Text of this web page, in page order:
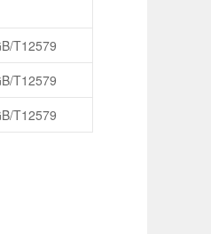
T12579
T12579
T12579